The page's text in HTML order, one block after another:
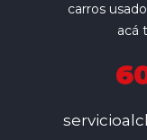
carros
acá